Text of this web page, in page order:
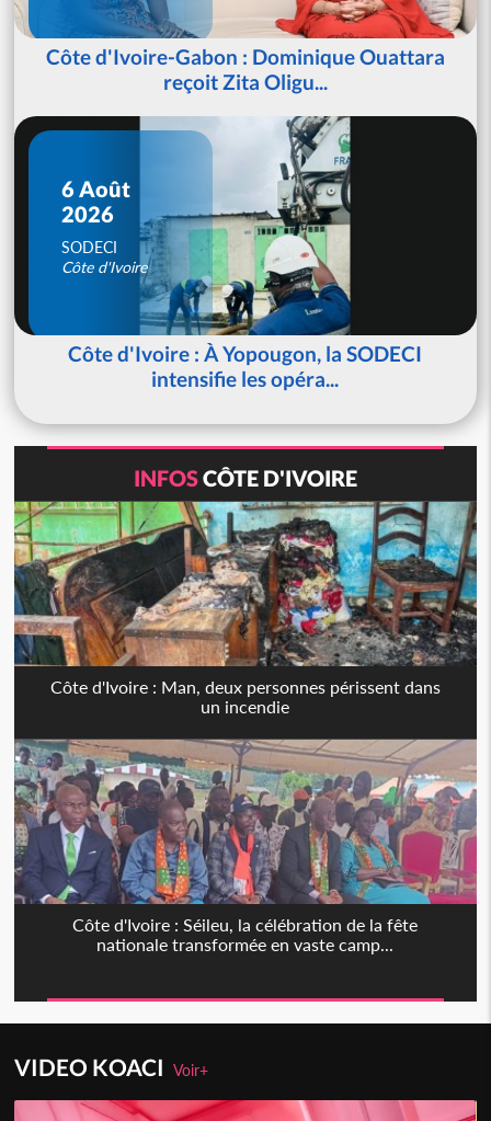
Côte d'Ivoire-Gabon : Dominique Ouattara
reçoit Zita Oligu...
6 Août
2026
SODECI
Côte d'Ivoire
Côte d'Ivoire : À Yopougon, la SODECI
intensifie les opéra...
INFOSCÔTE D'IVOIRE
Côte d'Ivoire : Man, deux personnes périssent dans
un incendie
Côte d'Ivoire : Séileu, la célébration de la fête
nationale transformée en vaste camp...
VIDEO KOACIVoir+